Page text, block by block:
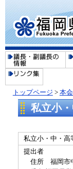
トップページ > 本
私立小
私立小・中・高
提出者
住所 福岡市中